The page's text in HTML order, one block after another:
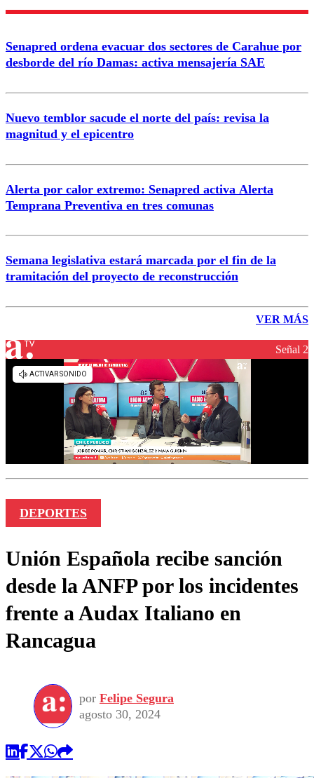
Enviar comentario
Senapred ordena evacuar dos sectores de Carahue por
desborde del río Damas: activa mensajería SAE
Nuevo temblor sacude el norte del país: revisa la
magnitud y el epicentro
Alerta por calor extremo: Senapred activa Alerta
Temprana Preventiva en tres comunas
Semana legislativa estará marcada por el fin de la
tramitación del proyecto de reconstrucción
VER MÁS
Señal 2
DEPORTES
Unión Española recibe sanción
desde la ANFP por los incidentes
frente a Audax Italiano en
Rancagua
por Felipe Segura
agosto 30, 2024